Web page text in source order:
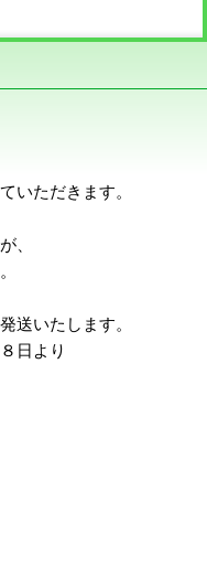
いただきます。
、
送いたします。
日より